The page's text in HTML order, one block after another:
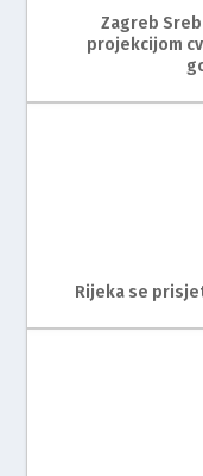
Zagreb
projekcijom
Rijeka se